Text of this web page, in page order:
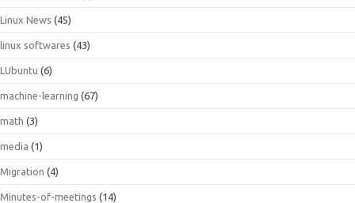
Linux News (45)
linux softwares (43)
LUbuntu (6)
machine-learning (67)
math (3)
media (1)
Migration (4)
Minutes-of-meetings (14)